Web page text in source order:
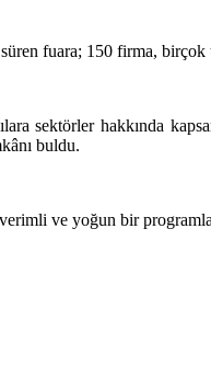
fuara; 150 firma, birçok
sektörler hakkında
buldu.
verimli ve yoğun bir